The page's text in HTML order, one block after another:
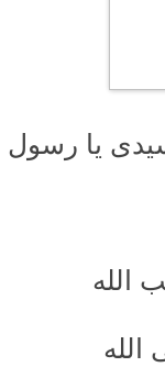
يا رسول
الله